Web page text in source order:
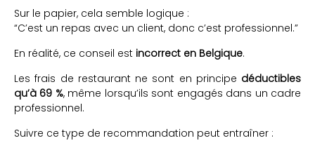
Sur le papier, cela semble logique :
“C’est un repas avec un client, donc c’est professionnel.”
En réalité, ce conseil est incorrect en Belgique.
Les frais de restaurant ne sont en principe déductibles
qu’à 69 %, même lorsqu’ils sont engagés dans un cadre
professionnel.
Suivre ce type de recommandation peut entraîner :